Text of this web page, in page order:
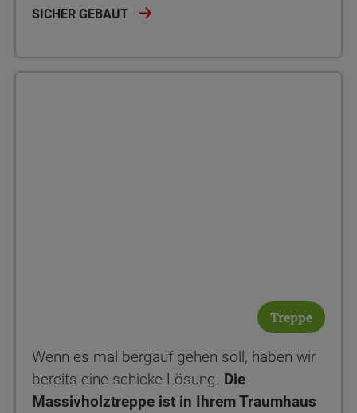
SICHER GEBAUT
Treppe
Wenn es mal bergauf gehen soll, haben wir
bereits eine schicke Lösung. Die
Massivholztreppe ist in Ihrem Traumhaus